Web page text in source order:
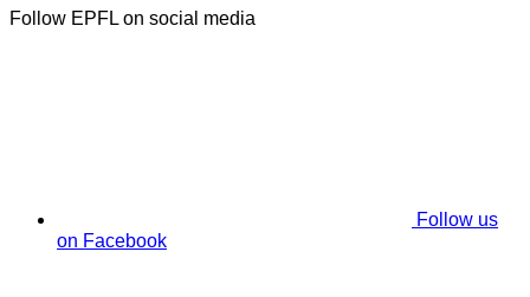
Follow EPFL on social media
Follow us
on Facebook